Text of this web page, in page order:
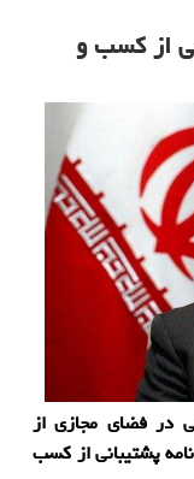
از کسب و
در فضای مجازی از
پشتیبانی از کسب